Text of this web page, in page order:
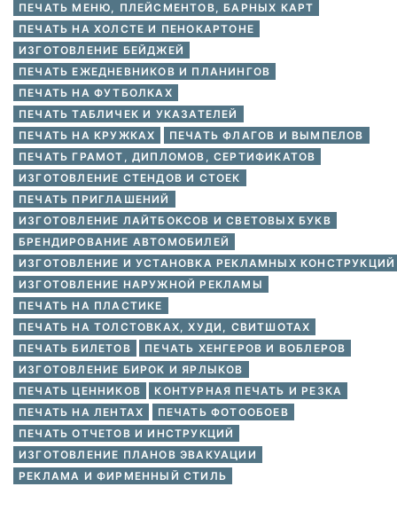
ПЕЧАТЬ МЕНЮ, ПЛЕЙСМЕНТОВ, БАРНЫХ КАРТ
ПЕЧАТЬ НА ХОЛСТЕ И ПЕНОКАРТОНЕ
ИЗГОТОВЛЕНИЕ БЕЙДЖЕЙ
ПЕЧАТЬ ЕЖЕДНЕВНИКОВ И ПЛАНИНГОВ
ПЕЧАТЬ НА ФУТБОЛКАХ
ПЕЧАТЬ ТАБЛИЧЕК И УКАЗАТЕЛЕЙ
ПЕЧАТЬ НА КРУЖКАХ
ПЕЧАТЬ ФЛАГОВ И ВЫМПЕЛОВ
ПЕЧАТЬ ГРАМОТ, ДИПЛОМОВ, СЕРТИФИКАТОВ
ИЗГОТОВЛЕНИЕ СТЕНДОВ И СТОЕК
ПЕЧАТЬ ПРИГЛАШЕНИЙ
ИЗГОТОВЛЕНИЕ ЛАЙТБОКСОВ И СВЕТОВЫХ БУКВ
БРЕНДИРОВАНИЕ АВТОМОБИЛЕЙ
ИЗГОТОВЛЕНИЕ И УСТАНОВКА РЕКЛАМНЫХ КОНСТРУКЦИЙ
ИЗГОТОВЛЕНИЕ НАРУЖНОЙ РЕКЛАМЫ
ПЕЧАТЬ НА ПЛАСТИКЕ
ПЕЧАТЬ НА ТОЛСТОВКАХ, ХУДИ, СВИТШОТАХ
ПЕЧАТЬ БИЛЕТОВ
ПЕЧАТЬ ХЕНГЕРОВ И ВОБЛЕРОВ
ИЗГОТОВЛЕНИЕ БИРОК И ЯРЛЫКОВ
ПЕЧАТЬ ЦЕННИКОВ
КОНТУРНАЯ ПЕЧАТЬ И РЕЗКА
ПЕЧАТЬ НА ЛЕНТАХ
ПЕЧАТЬ ФОТООБОЕВ
ПЕЧАТЬ ОТЧЕТОВ И ИНСТРУКЦИЙ
ИЗГОТОВЛЕНИЕ ПЛАНОВ ЭВАКУАЦИИ
РЕКЛАМА И ФИРМЕННЫЙ СТИЛЬ